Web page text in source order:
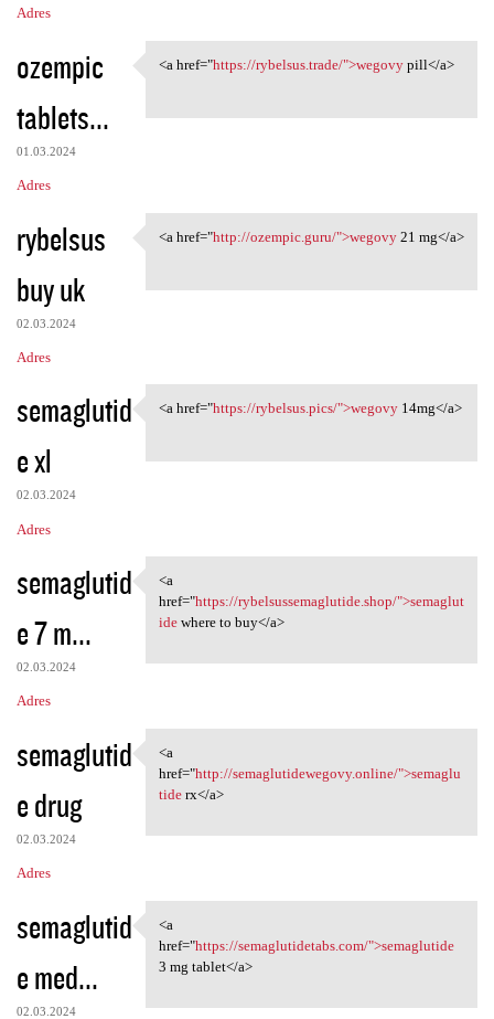
Adres
ozempic
tablets...
01.03.2024
Adres
<a href="https://rybelsus
<a href="https://rybelsus.trade/">wegovypill</a>
rybelsus
buy uk
02.03.2024
Adres
<a href="http://ozempic.guru/
<a href="http://ozempic.guru/">wegovy21 mg</a>
semaglutid
e xl
02.03.2024
Adres
<a href="https://rybelsus
<a href="https://rybelsus.pics/">wegovy14mg</a>
semaglutid
e 7 m...
02.03.2024
Adres
<a href="https:/
<a
href="https://rybelsussemaglutide.shop/">semaglut
idewhere to buy</a>
semaglutid
e drug
02.03.2024
Adres
<a href="http:/
<a
href="http://semaglutidewegovy.online/">semaglu
tiderx</a>
semaglutid
e med...
02.03.2024
<a href="https:/
<a
href="https://semaglutidetabs.com/">semaglutide
3 mg tablet</a>